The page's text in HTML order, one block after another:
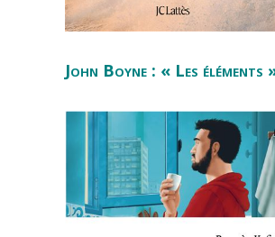
John Boyne : « Les éléments